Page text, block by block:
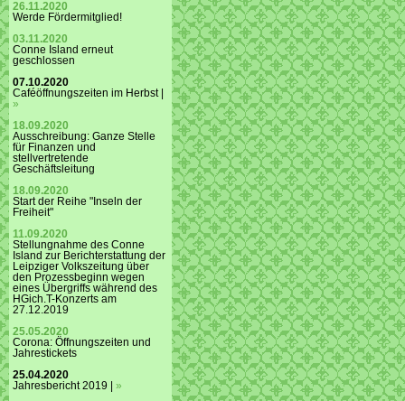
26.11.2020
Werde Fördermitglied!
03.11.2020
Conne Island erneut
geschlossen
07.10.2020
Caféöffnungszeiten im Herbst |
»
18.09.2020
Ausschreibung: Ganze Stelle
für Finanzen und
stellvertretende
Geschäftsleitung
18.09.2020
Start der Reihe "Inseln der
Freiheit"
11.09.2020
Stellungnahme des Conne
Island zur Berichterstattung der
Leipziger Volkszeitung über
den Prozessbeginn wegen
eines Übergriffs während des
HGich.T-Konzerts am
27.12.2019
25.05.2020
Corona: Öffnungszeiten und
Jahrestickets
25.04.2020
Jahresbericht 2019 | »